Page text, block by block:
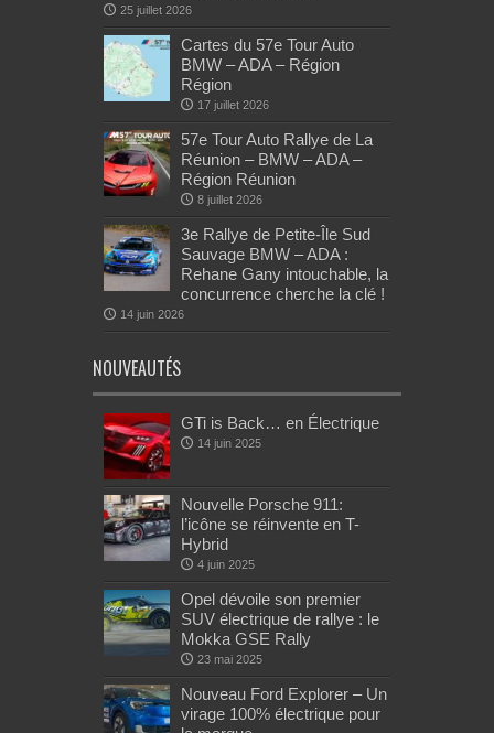
25 juillet 2026
Cartes du 57e Tour Auto
BMW – ADA – Région
Région
17 juillet 2026
57e Tour Auto Rallye de La
Réunion – BMW – ADA –
Région Réunion
8 juillet 2026
3e Rallye de Petite-Île Sud
Sauvage BMW – ADA :
Rehane Gany intouchable, la
concurrence cherche la clé !
14 juin 2026
NOUVEAUTÉS
GTi is Back… en Électrique
14 juin 2025
Nouvelle Porsche 911:
l’icône se réinvente en T-
Hybrid
4 juin 2025
Opel dévoile son premier
SUV électrique de rallye : le
Mokka GSE Rally
23 mai 2025
Nouveau Ford Explorer – Un
virage 100% électrique pour